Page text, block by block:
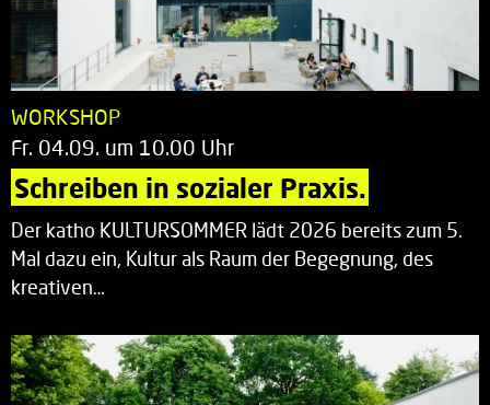
WORKSHOP
Fr. 04.09. um 10.00 Uhr
Schreiben in sozialer Praxis.
Der katho KULTURSOMMER lädt 2026 bereits zum 5.
Mal dazu ein, Kultur als Raum der Begegnung, des
kreativen…